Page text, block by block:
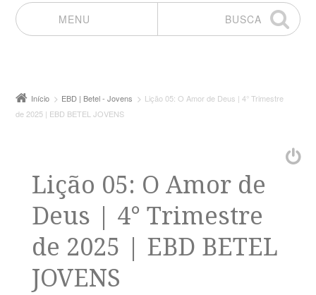
MENU
BUSCA
Início EBD | Betel - Jovens
Lição 05: O Amor de Deus | 4° Trimestre
de 2025 | EBD BETEL JOVENS
Lição 05: O Amor de
Deus | 4° Trimestre
de 2025 | EBD BETEL
JOVENS